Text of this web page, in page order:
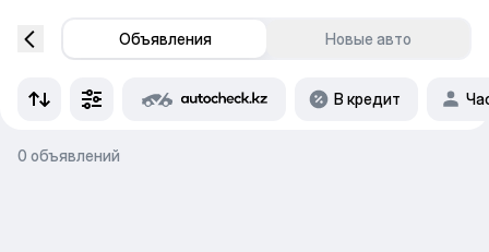
Объявления Новые авто
В кредит
0 объявлений